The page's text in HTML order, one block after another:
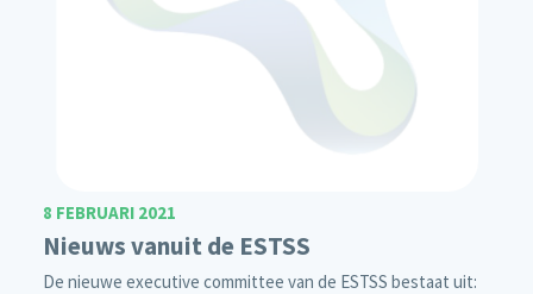
8 FEBRUARI 2021
Nieuws vanuit de ESTSS
De nieuwe executive committee van de ESTSS bestaat uit: